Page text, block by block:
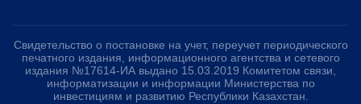
Свидетельство о постановке на учет, переучет периодического
печатного издания, информационного агентства и сетевого
издания №17614-ИА выдано 15.03.2019 Комитетом связи,
информатизации и информации Министерства по
инвестициям и развитию Республики Казахстан.